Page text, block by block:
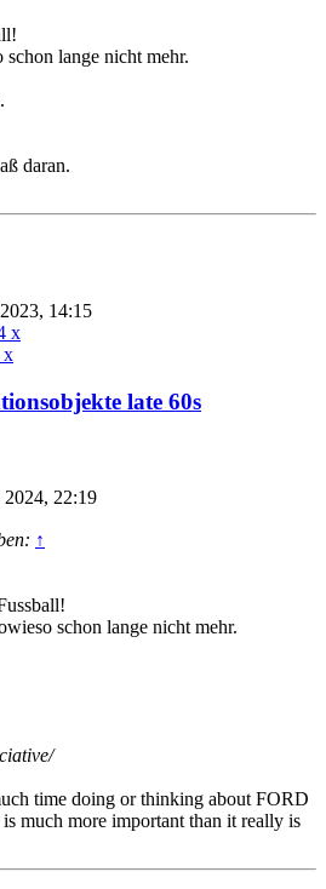
lange nicht mehr.
daran.
14:15
x
x
late 60s
2024, 22:19
↑
schon lange nicht mehr.
time doing or thinking about FORD
much more important than it really is